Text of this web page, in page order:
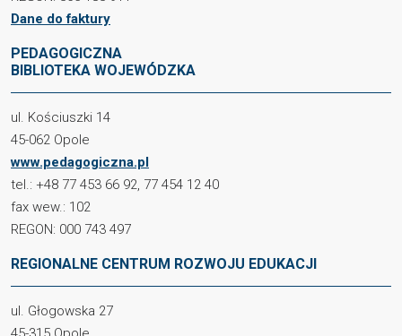
Dane do faktury
PEDAGOGICZNA
BIBLIOTEKA WOJEWÓDZKA
ul. Kościuszki 14
45-062 Opole
www.pedagogiczna.pl
tel.: +48 77 453 66 92, 77 454 12 40
fax wew.: 102
REGON: 000 743 497
REGIONALNE CENTRUM ROZWOJU EDUKACJI
ul. Głogowska 27